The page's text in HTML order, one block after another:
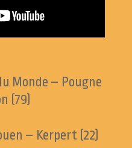
Monde – Pougne
(79)
– Kerpert (22)